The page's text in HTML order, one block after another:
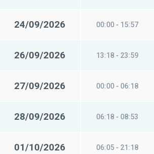
24/09/2026 00:00 - 15:57
26/09/2026 13:18 - 23:59
27/09/2026 00:00 - 06:18
28/09/2026 06:18 - 08:53
01/10/2026 06:05 - 21:18